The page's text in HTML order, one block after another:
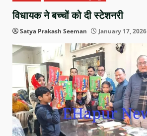
विधायक ने बच्चों को दी स्टेशनरी
Satya Prakash Seeman January 17, 2026